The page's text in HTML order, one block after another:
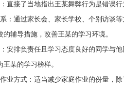
直接了当地指出王某舞弊行为是错误
：通过家长会、家长学校、个别访谈
的辅导措施，改善王某的学习环境。
安排负责任且学习态度良好的同学与
王某的学习榜样。
业方式：适当减少家庭作业的份量，